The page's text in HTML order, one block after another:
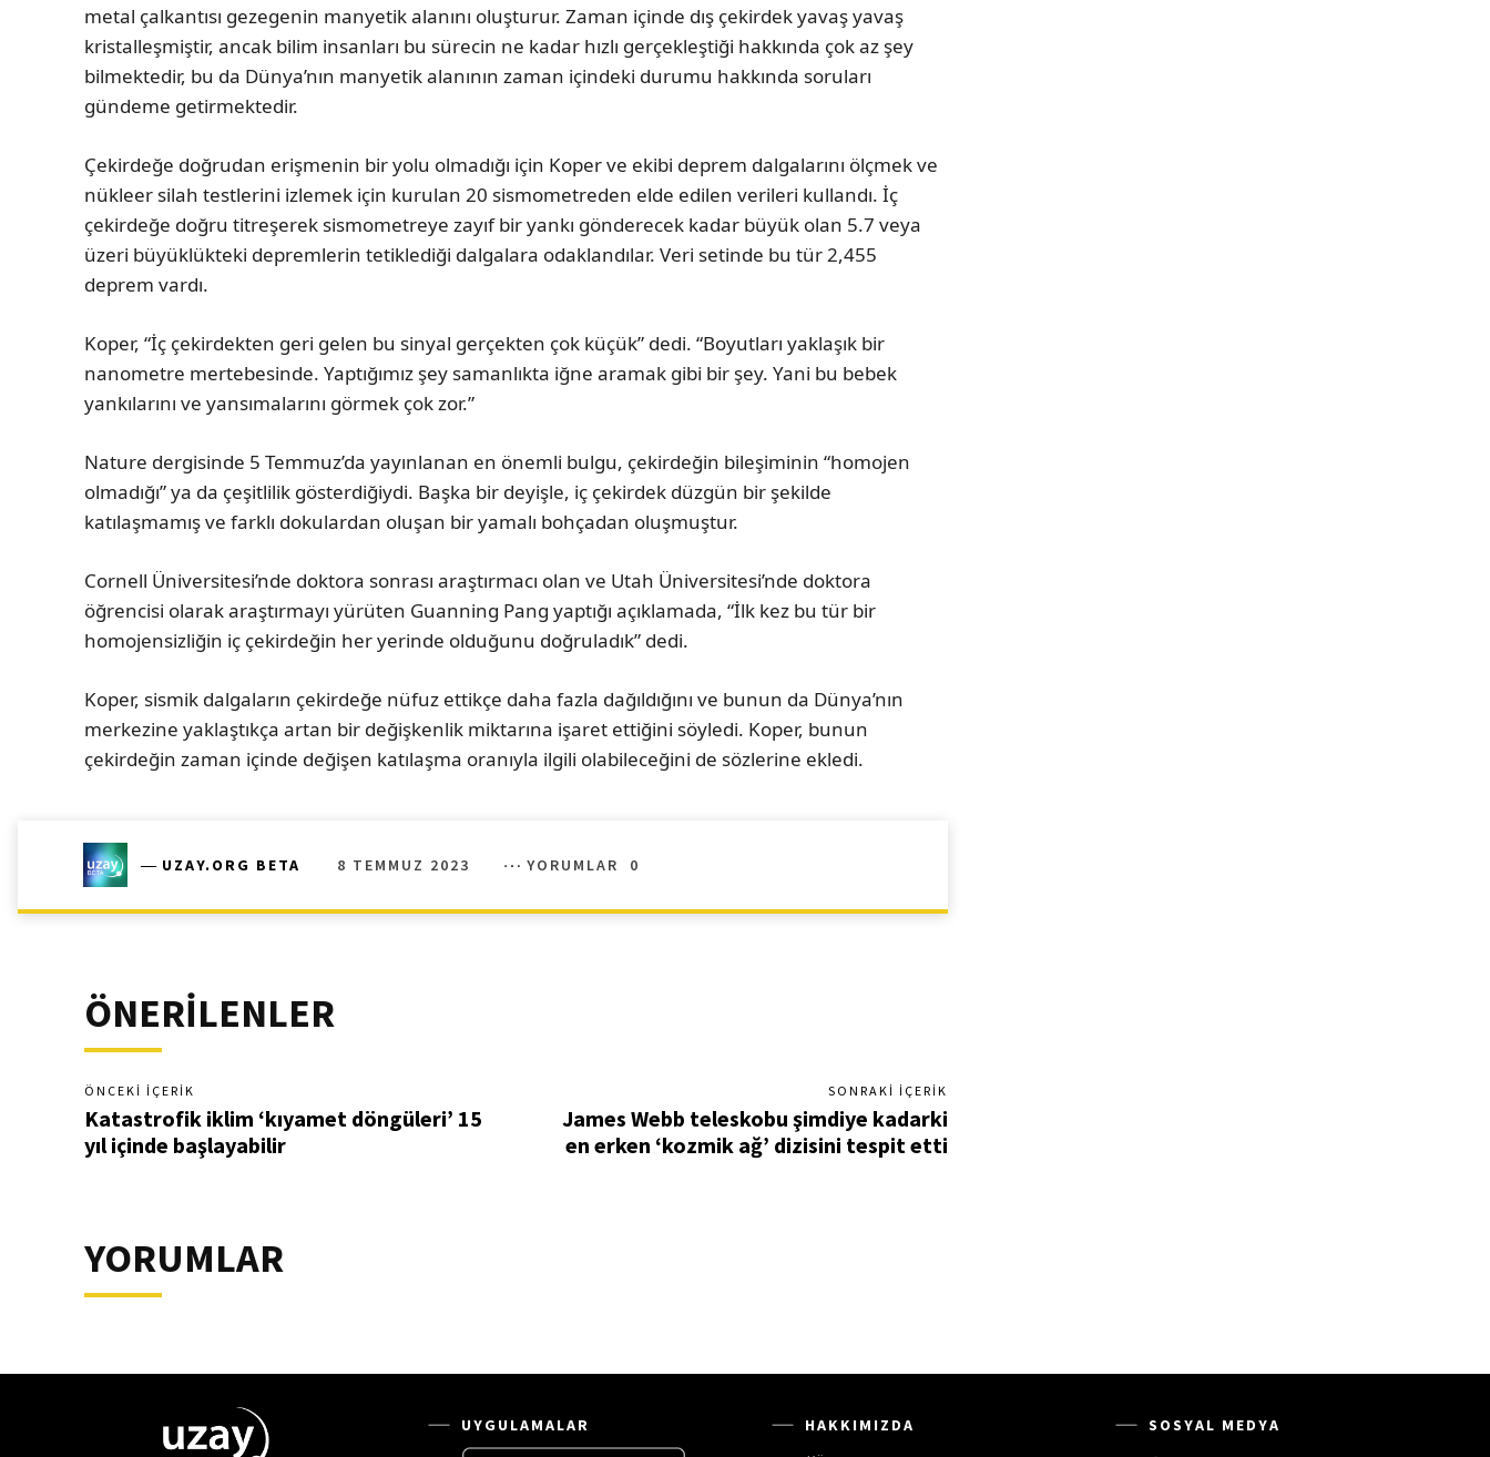
metal çalkantısı gezegenin manyetik alanını oluşturur. Zaman içinde dış çekirdek yavaş yavaş
kristalleşmiştir, ancak bilim insanları bu sürecin ne kadar hızlı gerçekleştiği hakkında çok az şey
bilmektedir, bu da Dünya’nın manyetik alanının zaman içindeki durumu hakkında soruları
gündeme getirmektedir.
Çekirdeğe doğrudan erişmenin bir yolu olmadığı için Koper ve ekibi deprem dalgalarını ölçmek ve
nükleer silah testlerini izlemek için kurulan 20 sismometreden elde edilen verileri kullandı. İç
çekirdeğe doğru titreşerek sismometreye zayıf bir yankı gönderecek kadar büyük olan 5.7 veya
üzeri büyüklükteki depremlerin tetiklediği dalgalara odaklandılar. Veri setinde bu tür 2,455
deprem vardı.
Koper, “İç çekirdekten geri gelen bu sinyal gerçekten çok küçük” dedi. “Boyutları yaklaşık bir
nanometre mertebesinde. Yaptığımız şey samanlıkta iğne aramak gibi bir şey. Yani bu bebek
yankılarını ve yansımalarını görmek çok zor.”
Nature dergisinde 5 Temmuz’da yayınlanan en önemli bulgu, çekirdeğin bileşiminin “homojen
olmadığı” ya da çeşitlilik gösterdiğiydi. Başka bir deyişle, iç çekirdek düzgün bir şekilde
katılaşmamış ve farklı dokulardan oluşan bir yamalı bohçadan oluşmuştur.
Cornell Üniversitesi’nde doktora sonrası araştırmacı olan ve Utah Üniversitesi’nde doktora
öğrencisi olarak araştırmayı yürüten Guanning Pang yaptığı açıklamada, “İlk kez bu tür bir
homojensizliğin iç çekirdeğin her yerinde olduğunu doğruladık” dedi.
Koper, sismik dalgaların çekirdeğe nüfuz ettikçe daha fazla dağıldığını ve bunun da Dünya’nın
merkezine yaklaştıkça artan bir değişkenlik miktarına işaret ettiğini söyledi. Koper, bunun
çekirdeğin zaman içinde değişen katılaşma oranıyla ilgili olabileceğini de sözlerine ekledi.
― UZAY.ORG BETA 8 TEMMUZ 2023 YORUMLAR 0
ÖNERİLENLER
ÖNCEKI İÇERIK
Katastrofik iklim ‘kıyamet döngüleri’ 15
yıl içinde başlayabilir
SONRAKI İÇERIK
James Webb teleskobu şimdiye kadarki
en erken ‘kozmik ağ’ dizisini tespit etti
YORUMLAR
UYGULAMALAR
HAKKIMIZDA
SOSYAL MEDYA